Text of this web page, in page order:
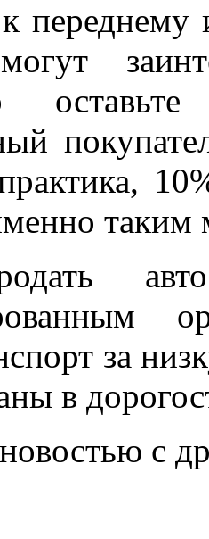
переднему
за
в
с